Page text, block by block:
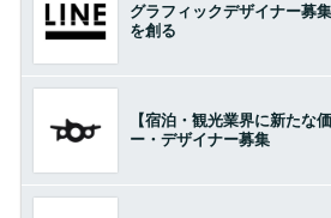
グラフィックデザイナー募
を創る
【宿泊・観光業界に新たな
ー・デザイナー募集